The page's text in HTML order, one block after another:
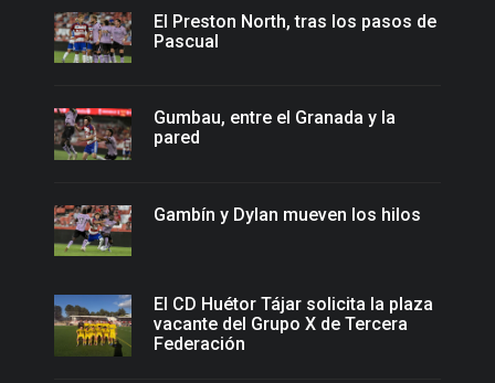
El Preston North, tras los pasos de
Pascual
Gumbau, entre el Granada y la
pared
Gambín y Dylan mueven los hilos
El CD Huétor Tájar solicita la plaza
vacante del Grupo X de Tercera
Federación